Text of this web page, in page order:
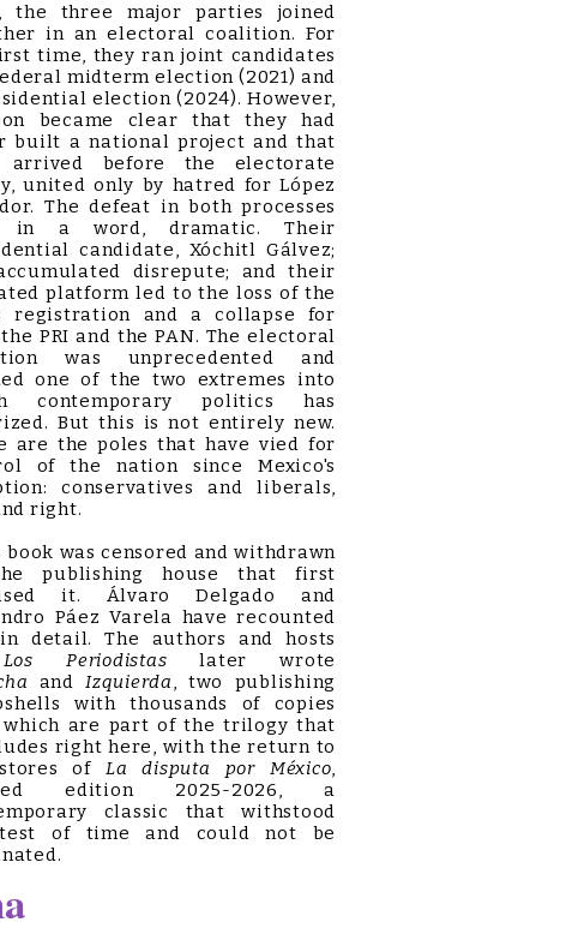
the three major parties joined
in an electoral coalition. For
time, they ran joint candidates
midterm election (2021) and
election (2024). However,
became clear that they had
built a national project and that
arrived before the electorate
united only by hatred for López
The defeat in both processes
in a word, dramatic. Their
candidate, Xóchitl Gálvez;
disrepute; and their
platform led to the loss of the
registration and a collapse for
PRI and the PAN. The electoral
was unprecedented and
one of the two extremes into
contemporary politics has
But this is not entirely new.
are the poles that have vied for
of the nation since Mexico's
conservatives and liberals,
right.
book was censored and withdrawn
publishing house that first
it. Álvaro Delgado and
Páez Varela have recounted
detail. The authors and hosts
Periodistas later wrote
andIzquierda, two publishing
with thousands of copies
which are part of the trilogy that
right here, with the return to
of La disputa por México,
edition 2025-2026, a
classic that withstood
of time and could not be